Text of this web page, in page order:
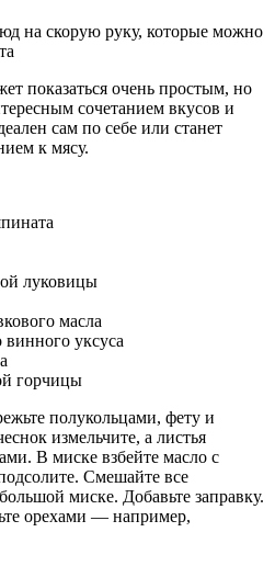
показаться очень простым, но
сочетанием вкусов и
сам по себе или станет
к мясу.
луковицы
масла
винного уксуса
горчицы
полукольцами, фету и
измельчите, а листья
В миске взбейте масло с
Смешайте все
миске. Добавьте заправку.
орехами — например,